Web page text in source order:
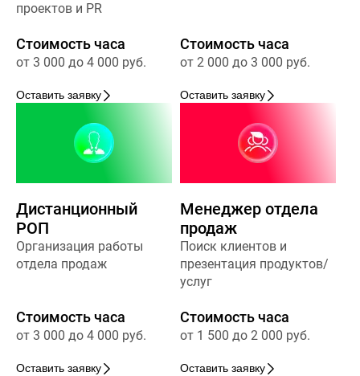
проектов и PR
Стоимость часа
от 3 000 до 4 000 руб.
Оставить заявку
Стоимость часа
от 2 000 до 3 000 руб.
Оставить заявку
Дистанционный
РОП
Организация работы
отдела продаж
Стоимость часа
от 3 000 до 4 000 руб.
Оставить заявку
Менеджер отдела
продаж
Поиск клиентов и
презентация продуктов/
услуг
Стоимость часа
от 1 500 до 2 000 руб.
Оставить заявку